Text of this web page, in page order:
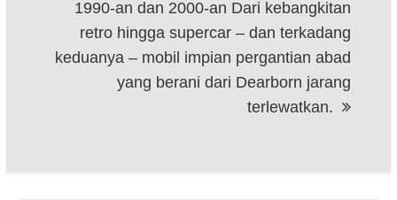
1990-an dan 2000-an Dari kebangkitan
retro hingga supercar – dan terkadang
keduanya – mobil impian pergantian abad
yang berani dari Dearborn jarang
terlewatkan.